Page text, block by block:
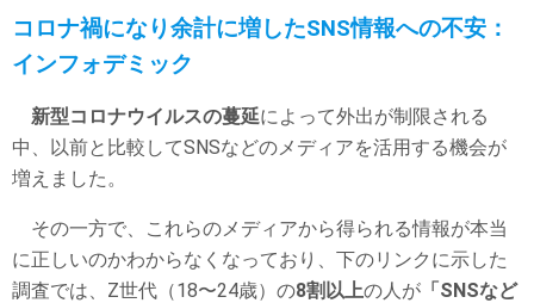
コロナ禍になり余計に増したSNS情報への不安：
インフォデミック
新型コロナウイルスの蔓延によって外出が制限される
中、以前と比較してSNSなどのメディアを活用する機会が
増えました。
その一方で、これらのメディアから得られる情報が本当
に正しいのかわからなくなっており、下のリンクに示した
調査では、Z世代（18〜24歳）の8割以上の人が 「SNSなど